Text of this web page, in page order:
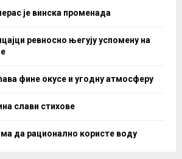
је винска променада
ревносно његују успомену на
фине окусе и угодну атмосферу
слави стихове
да рационално користе воду